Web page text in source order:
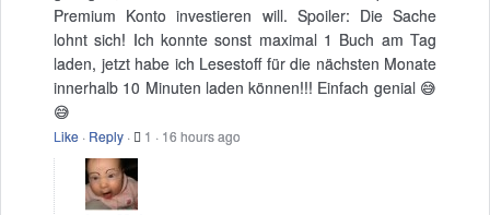
Premium Konto investieren will. Spoiler: Die Sache
lohnt sich! Ich konnte sonst maximal 1 Buch am Tag
laden, jetzt habe ich Lesestoff für die nächsten Monate
innerhalb 10 Minuten laden können!!! Einfach genial 😅
😅
Like · Reply · 1 · 16 hours ago